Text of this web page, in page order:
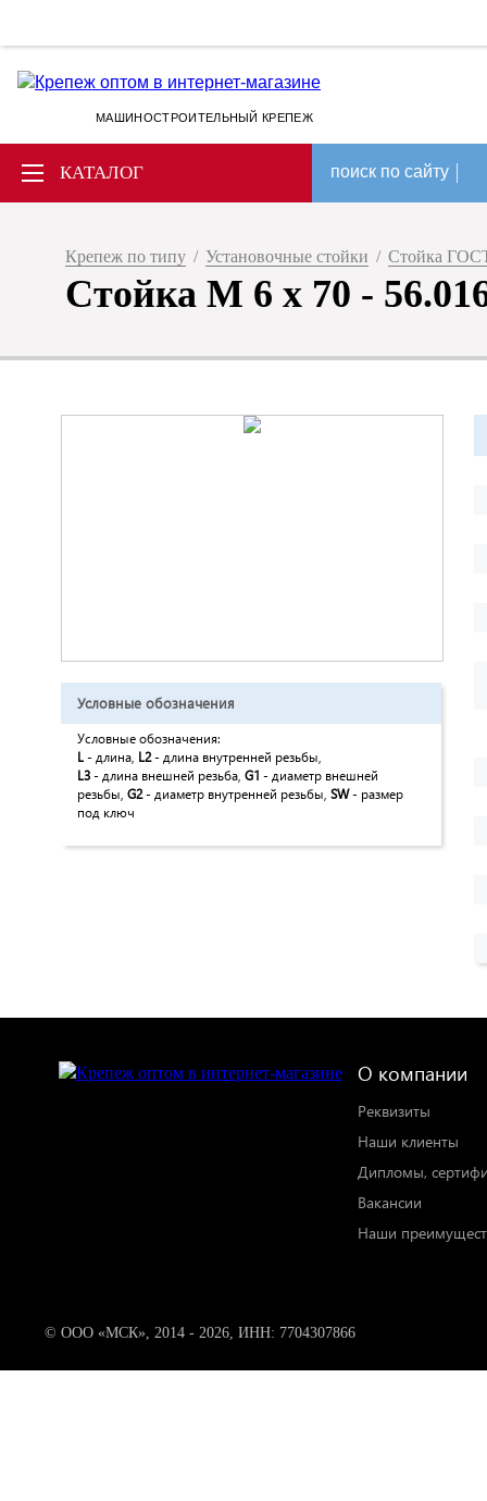
МАШИНОСТРОИТЕЛЬНЫЙ КРЕПЕЖ
КАТАЛОГ поиск по сайту
Крепеж по типу / Установочные стойки / Стойка
Стойка М 6 х 70 -
Условные обозначения
Условные обозначения:
L - длина, L2- длина внутренней резьбы,
L3 - длина внешней резьба, G1 - диаметр внешней
резьбы, G2- диаметр внутренней резьбы, SW- размер
под ключ
О компании
Реквизиты
Наши клиенты
Дипломы,
Вакансии
Наши
© ООО «МСК», 2014 - 2026, ИНН: 7704307866